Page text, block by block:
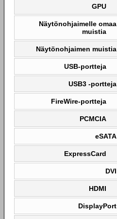
GPU
Näytönohjaimelle omaa
muistia
Näytönohjaimen muistia
USB-portteja
USB3 -portteja
FireWire-portteja
PCMCIA
eSATA
ExpressCard
DVI
HDMI
DisplayPort